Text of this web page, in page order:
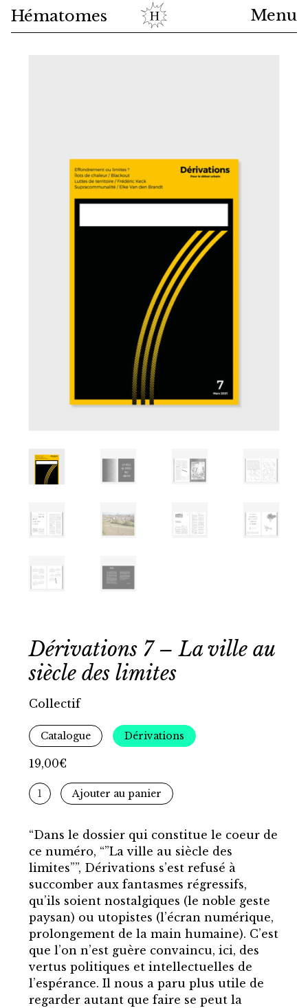
Hématomes Menu
À propos
Dérivations 7 – La ville au
siècle des limites
Collectif
Catalogue Dérivations
19,00€
quantité
de
-
La
ville
au
siècle
des
limites
Ajouter au panier
“Dans le dossier qui constitue le coeur de
ce numéro, “”La ville au siècle des
limites””, Dérivations s’est refusé à
succomber aux fantasmes régressifs,
qu’ils soient nostalgiques (le noble geste
paysan) ou utopistes (l’écran numérique,
prolongement de la main humaine). C’est
que l’on n’est guère convaincu, ici, des
vertus politiques et intellectuelles de
l’espérance. Il nous a paru plus utile de
regarder autant que faire se peut la